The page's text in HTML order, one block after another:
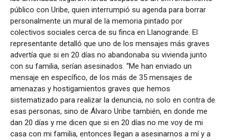
público con Uribe, quien interrumpió su agenda para borrar
personalmente un mural de la memoria pintado por
colectivos sociales cerca de su finca en Llanogrande. El
representante detalló que uno de los mensajes más graves
advertía que si en 20 días no abandonaba su vivienda junto
con su familia, serían asesinados. “Me han enviado un
mensaje en específico, de los más de 35 mensajes de
amenazas y hostigamientos graves que hemos
sistematizado para realizar la denuncia, no solo en contra de
esas personas, sino de Álvaro Uribe también, en donde me
dan 20 días y me dicen que si en 20 días no me voy de mi
casa con mi familia, entonces llegan a asesinarnos a mí y a